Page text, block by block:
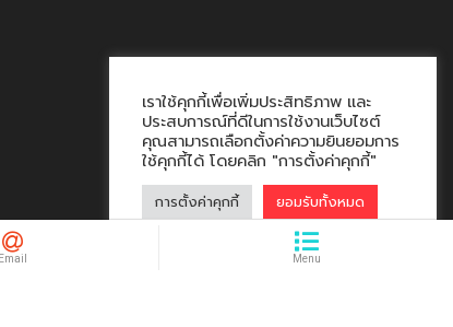
เราใช้คุกกี้เพื่อเพิ่มประสิทธิภาพ และ
ประสบการณ์ที่ดีในการใช้งานเว็บไซต์
คุณสามารถเลือกตั้งค่าความยินยอมการ
ใช้คุกกี้ได้ โดยคลิก "การตั้งค่าคุกกี้"
การตั้งค่าคุกกี้ ยอมรับทั้งหมด